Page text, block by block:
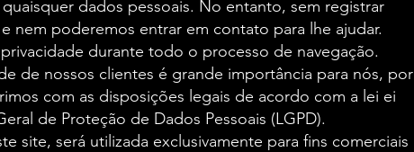
dados pessoais. No entanto, sem registrar
nem poderemos entrar em contato para lhe ajudar.
durante todo o processo de navegação.
de nossos clientes é grande importância para nós, por
com as disposições legais de acordo com a lei ei
de Proteção de Dados Pessoais (LGPD).
site, será utilizada exclusivamente para fins comerciais